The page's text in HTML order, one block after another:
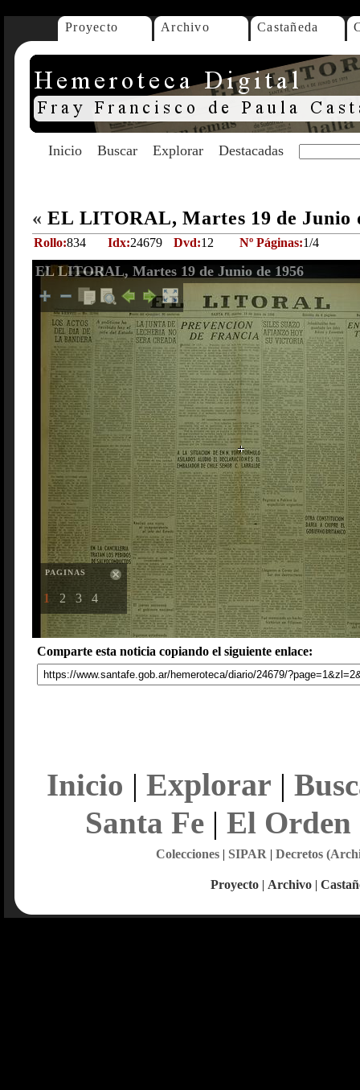
Proyecto Archivo Castañeda
Inicio Buscar Explorar Destacadas
« EL LITORAL, Martes 19 de Junio
Rollo:834 Idx:24679 Dvd:12 Nº Páginas:1/4
EL LITORAL, Martes 19 de Junio de 1956
PAGINAS
1 2 3 4
Comparte esta noticia copiando el siguiente enlace:
Inicio | Explorar |
Santa Fe| El Orden
Colecciones| SIPAR | Decretos
Proyecto | Archivo |